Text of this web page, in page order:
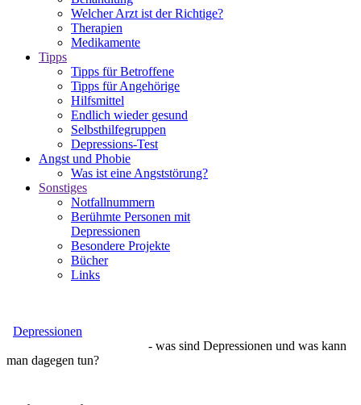
Welcher Arzt ist der Richtige?
Therapien
Medikamente
Tipps
Tipps für Betroffene
Tipps für Angehörige
Hilfsmittel
Endlich wieder gesund
Selbsthilfegruppen
Depressions-Test
Angst und Phobie
Was ist eine Angststörung?
Sonstiges
Notfallnummern
Berühmte Personen mit
Depressionen
Besondere Projekte
Bücher
Links
Depressionen
- was sind Depressionen und was kann
man dagegen tun?